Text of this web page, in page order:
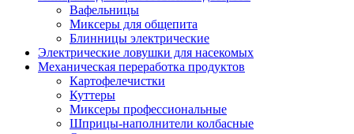
Вафельницы
Миксеры для общепита
Блинницы электрические
Электрические ловушки для насекомых
Механическая переработка продуктов
Картофелечистки
Куттеры
Миксеры профессиональные
Шприцы-наполнители колбасные